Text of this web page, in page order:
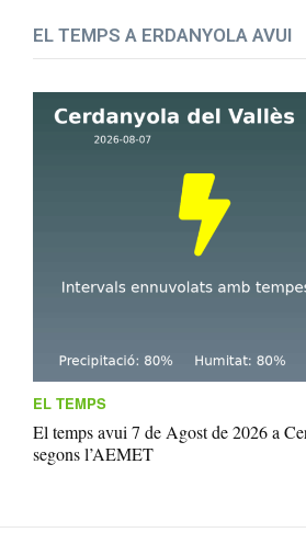
EL TEMPS A ERDANYOLA AVUI
EL TEMPS
El temps avui 7 de Agost de 2026 a
segons l’AEMET